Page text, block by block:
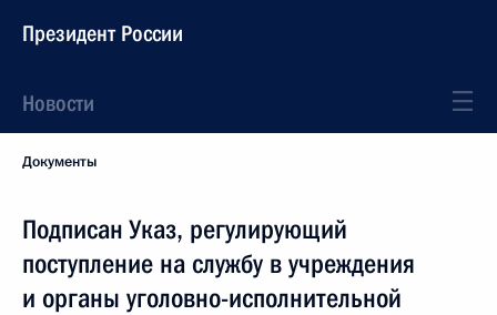
Президент России
Новости
Документы
Подписан Указ, регулирующий
поступление на службу в учреждения
и органы уголовно-исполнительной